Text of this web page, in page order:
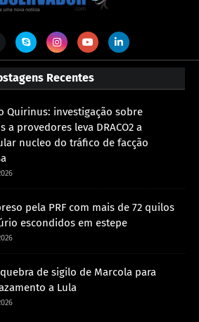
Recentes
Quirinus: investigação sobre
a provedores leva DRACO2 a
nucleo do tráfico de facção
pela PRF com mais de 72 quilos
escondidos em estepe
de sigilo de Marcola para
a Lula